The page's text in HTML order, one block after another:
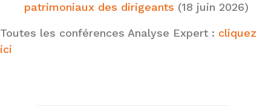
patrimoniaux des dirigeants (18 juin 2026)
Toutes les conférences Analyse Expert : cliquez
ici